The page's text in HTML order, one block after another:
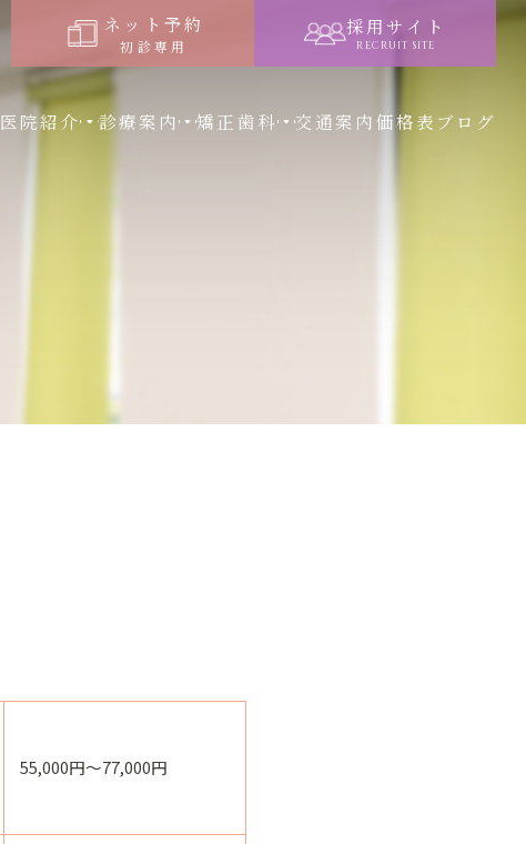
ネット予約
初診専用
採用サイト
RECRUIT SITE
医院紹介 診療案内 矯正歯科 交通案内価格表 ブログ
55,000円～77,000円